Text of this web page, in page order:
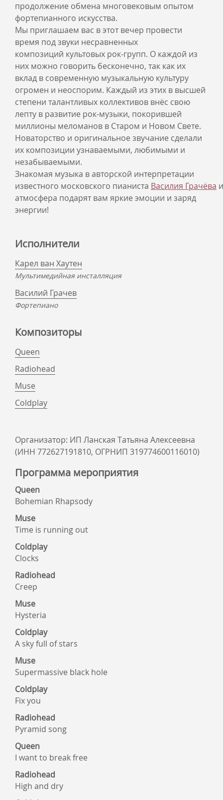
продолжение обмена многовековым опытом
фортепианного искусства.
Мы приглашаем вас в этот вечер провести
время под звуки несравненных
композиций культовых рок-групп. О каждой из
них можно говорить бесконечно, так как их
вклад в современную музыкальную культуру
огромен и неоспорим. Каждый из этих в высшей
степени талантливых коллективов внёс свою
лепту в развитие рок-музыки, покорившей
миллионы меломанов в Старом и Новом Свете.
Новаторство и оригинальное звучание сделали
их композиции узнаваемыми, любимыми и
незабываемыми.
Знакомая музыка в авторской интерпретации
известного московского пианиста Василия Грачёва
атмосфера подарят вам яркие эмоции и заряд
энергии!
Исполнители
Карел ван Хаутен
Мультимедийная инсталляция
Василий Грачев
Фортепиано
Композиторы
Queen
Radiohead
Muse
Coldplay
Организатор: ИП Ланская Татьяна Алексеевна
(ИНН 772627191810, ОГРНИП 319774600116010)
Программа мероприятия
Queen
Bohemian Rhapsody
Muse
Time is running out
Coldplay
Clocks
Radiohead
Creep
Muse
Hysteria
Coldplay
A sky full of stars
Muse
Supermassive black hole
Coldplay
Fix you
Radiohead
Pyramid song
Queen
I want to break free
Radiohead
High and dry